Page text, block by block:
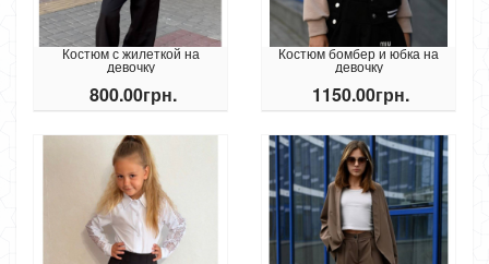
Костюм с жилеткой на
девочку
800.00грн.
Костюм бомбер и юбка на
девочку
1150.00грн.